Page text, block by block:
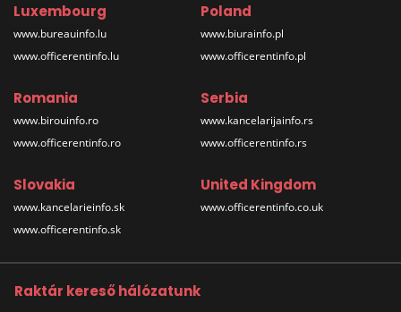
Luxembourg
www.bureauinfo.lu
www.officerentinfo.lu
Poland
www.biurainfo.pl
www.officerentinfo.pl
Romania
www.birouinfo.ro
www.officerentinfo.ro
Serbia
www.kancelarijainfo.rs
www.officerentinfo.rs
Slovakia
www.kancelarieinfo.sk
www.officerentinfo.sk
United Kingdom
www.officerentinfo.co.uk
Raktár kereső hálózatunk